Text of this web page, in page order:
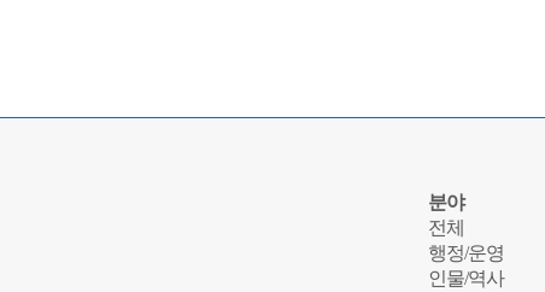
분야
전체
행정/운영
인물/역사